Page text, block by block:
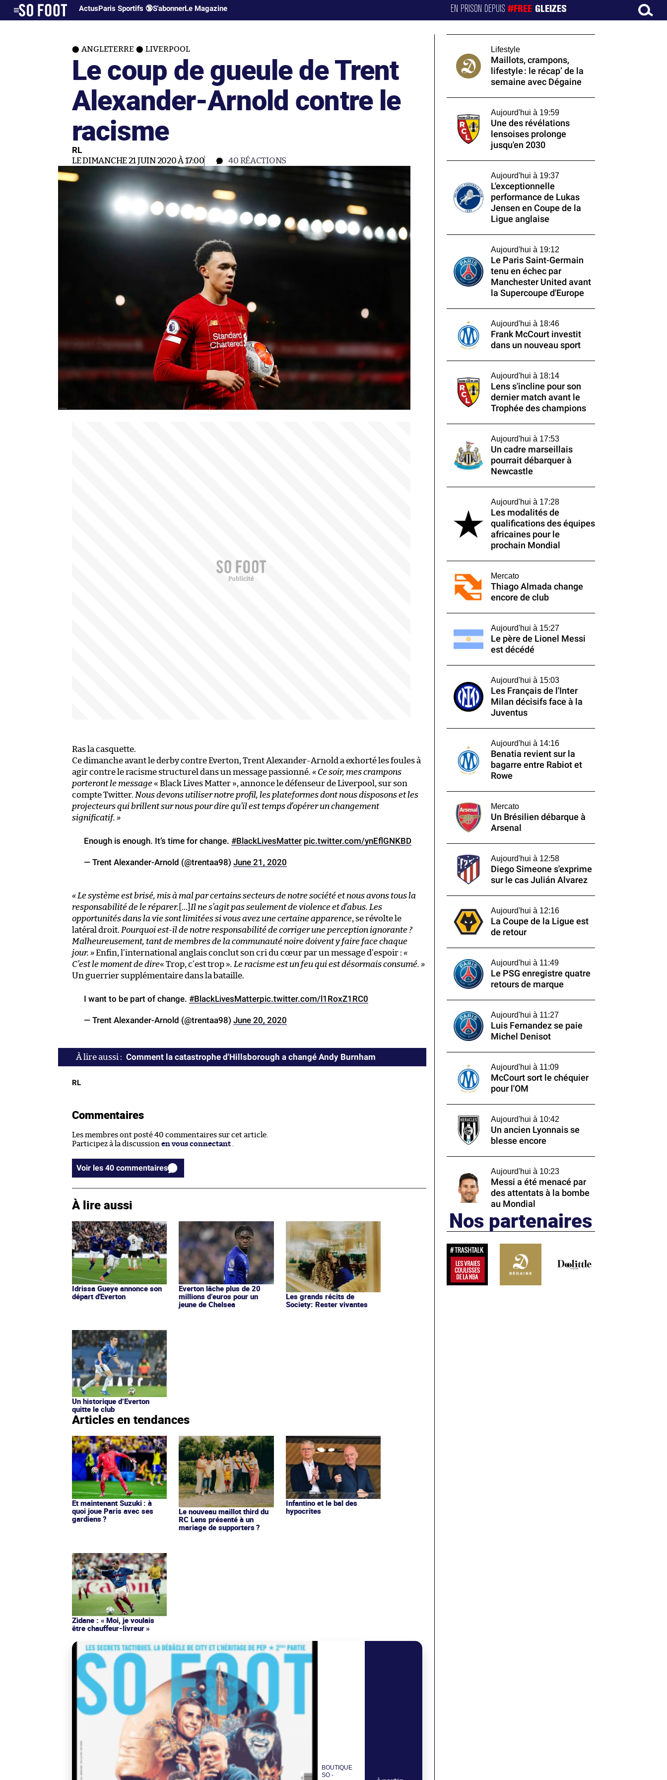
ActusParis Sportifs 🔞S'abonnerLe Magazine EN PRISON DEPUIS#FREE GLEIZES
ANGLETERRE LIVERPOOL
Le coup de gueule de Trent
Alexander-Arnold contre le
racisme
RL
LE DIMANCHE 21 JUIN 2020 À 17:00 40 RÉACTIONS
Ras la casquette.
Ce dimanche avant le derby contre Everton, Trent Alexander-Arnold a exhorté les foules à
agir contre le racisme structurel dans un message passionné. « Ce soir, mes crampons
porteront le message « Black Lives Matter », annonce le défenseur de Liverpool, sur son
compte Twitter. Nous devons utiliser notre profil, les plateformes dont nous disposons et les
projecteurs qui brillent sur nous pour dire qu’il est temps d’opérer un changement
significatif. »
Enough is enough. It’s time for change. #BlackLivesMatter pic.twitter.com/ynEflGNKBD
— Trent Alexander-Arnold (@trentaa98) June 21, 2020
« Le système est brisé, mis à mal par certains secteurs de notre société et nous avons tous la
responsabilité de le réparer. […] Il ne s’agit pas seulement de violence et d’abus. Les
opportunités dans la vie sont limitées si vous avez une certaine apparence, se révolte le
latéral droit. Pourquoi est-il de notre responsabilité de corriger une perception ignorante ?
Malheureusement, tant de membres de la communauté noire doivent y faire face chaque
jour. »Enfin, l’international anglais conclut son cri du cœur par un message d’espoir : «
C’est le moment de dire« Trop, c’est trop ». Le racisme est un feu qui est désormais consumé. »
Un guerrier supplémentaire dans la bataille.
I want to be part of change. #BlackLivesMatterpic.twitter.com/l1RoxZ1RC0
— Trent Alexander-Arnold (@trentaa98) June 20, 2020
Comment la catastrophe d'Hillsborough a changé Andy Burnham
RL
Commentaires
Les membres ont posté 40 commentaires sur cet article.
Participez à la discussion en vous connectant
Voir les 40 commentaires
À lire aussi
Idrissa Gueye annonce son
départ d'Everton
Everton lâche plus de 20
millions d’euros pour un
jeune de Chelsea
Les grands récits de
Society: Rester vivantes
Un historique d’Everton
quitte le club
Articles en tendances
Et maintenant Suzuki : à
quoi joue Paris avec ses
gardiens ?
Le nouveau maillot third du
RC Lens présenté à un
mariage de supporters ?
Infantino et le bal des
hypocrites
Zidane : « Moi, je voulais
être chauffeur-livreur »
BOUTIQUE
SO -
Lifestyle
Maillots, crampons,
lifestyle : le récap’ de la
semaine avec Dégaine
Aujourd'hui à 19:59
Une des révélations
lensoises prolonge
jusqu'en 2030
Aujourd'hui à 19:37
L'exceptionnelle
performance de Lukas
Jensen en Coupe de la
Ligue anglaise
Aujourd'hui à 19:12
Le Paris Saint-Germain
tenu en échec par
Manchester United avant
la Supercoupe d'Europe
Aujourd'hui à 18:46
Frank McCourt investit
dans un nouveau sport
Aujourd'hui à 18:14
Lens s'incline pour son
dernier match avant le
Trophée des champions
Aujourd'hui à 17:53
Un cadre marseillais
pourrait débarquer à
Newcastle
Aujourd'hui à 17:28
Les modalités de
qualifications des équipes
africaines pour le
prochain Mondial
Mercato
Thiago Almada change
encore de club
Aujourd'hui à 15:27
Le père de Lionel Messi
est décédé
Aujourd'hui à 15:03
Les Français de l'Inter
Milan décisifs face à la
Juventus
Aujourd'hui à 14:16
Benatia revient sur la
bagarre entre Rabiot et
Rowe
Mercato
Un Brésilien débarque à
Arsenal
Aujourd'hui à 12:58
Diego Simeone s'exprime
sur le cas Julián Alvarez
Aujourd'hui à 12:16
La Coupe de la Ligue est
de retour
Aujourd'hui à 11:49
Le PSG enregistre quatre
retours de marque
Aujourd'hui à 11:27
Luis Fernandez se paie
Michel Denisot
Aujourd'hui à 11:09
McCourt sort le chéquier
pour l'OM
Aujourd'hui à 10:42
Un ancien Lyonnais se
blesse encore
Aujourd'hui à 10:23
Messi a été menacé par
des attentats à la bombe
au Mondial
Nos partenaires